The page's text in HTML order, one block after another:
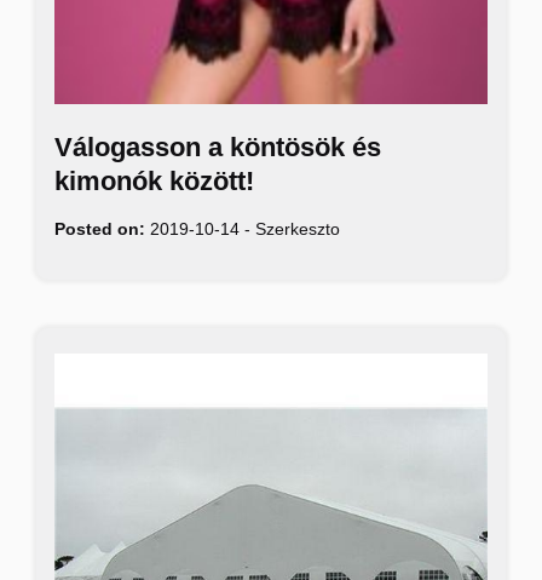
Válogasson a köntösök és
kimonók között!
Posted on: 2019-10-14 - Szerkeszto